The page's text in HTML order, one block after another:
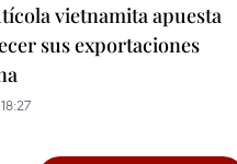
vietnamita apuesta
sus exportaciones